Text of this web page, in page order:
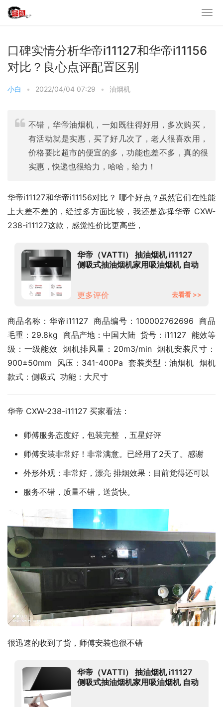
口碑实情分析华帝i11127和华帝i11156
对比？良心点评配置区别
小白 • 2022/04/04 07:29 • 油烟机
不错，华帝油烟机，一如既往得好用，多次购买，
有活动就是实惠，买了好几次了，老人很喜欢用，
价格要比超市的便宜的多，功能也差不多，真的很
实惠，快递也很给力，哈哈，给力！
华帝i11127和华帝i11156对比？ 哪个好点？虽然它们在性能
上大差不差的，经过多方面比较，我还是选择华帝 CXW-
238-i11127这款，感觉性价比更高些，
华帝（VATTI） 抽油烟机 i11127
侧吸式抽油烟机家用吸油烟机 自动
更多评价
去看看 >>
商品名称：华帝i11127  商品编号：100002762696  商品
毛重：29.8kg  商品产地：中国大陆  货号：i11127  能效等
级：一级能效  烟机排风量：20m3/min  烟机安装尺寸：
900±50mm  风压：341-400Pa  套装类型：油烟机  烟机
款式：侧吸式  功能：大尺寸
华帝 CXW-238-i11127 买家看法：
师傅服务态度好，包装完整 ，五星好评
师傅安装非常好！非常满意。已经用了2天了。感谢
外形外观：非常好，漂亮 排烟效果：目前觉得还可以
服务不错，质量不错，送货快。
很迅速的收到了货，师傅安装也很不错
华帝（VATTI） 抽油烟机 i11127
侧吸式抽油烟机家用吸油烟机 自动